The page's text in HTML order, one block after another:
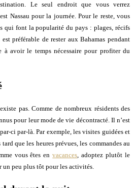
Le seul endroit que vous verrez
Nassau pour la journée. Pour le reste, vous
qui font la popularité du pays : plages, récifs
préférable de rester aux Bahamas pendant
à avoir le temps nécessaire pour profiter du
pas. Comme de nombreux résidents des
pour leur mode de vie décontracté. Il n’est
ci par-là. Par exemple, les visites guidées et
que les heures prévues, les commandes au
vous êtes envacances , adoptez plutôt le
un peu plus tôt pour les activités.